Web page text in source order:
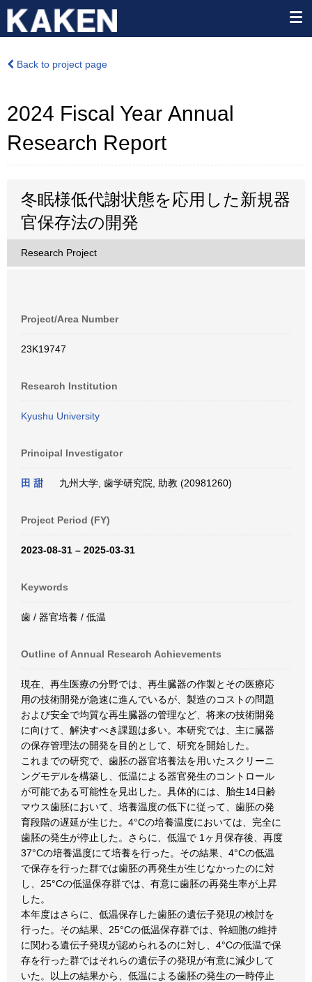
Back to project page
2024 Fiscal Year Annual
Research Report
冬眠様低代謝状態を応用した新規器
官保存法の開発
Research Project
Project/Area Number
23K19747
Research Institution
Kyushu University
Principal Investigator
田 甜 九州大学, 歯学研究院, 助教 (20981260)
Project Period (FY)
2023-08-31 – 2025-03-31
Keywords
歯 / 器官培養 / 低温
Outline of Annual Research Achievements
現在、再生医療の分野では、再生臓器の作製とその医療応
用の技術開発が急速に進んでいるが、製造のコストの問題
および安全で均質な再生臓器の管理など、将来の技術開発
に向けて、解決すべき課題は多い。本研究では、主に臓器
の保存管理法の開発を目的として、研究を開始した。
これまでの研究で、歯胚の器官培養法を用いたスクリーニ
ングモデルを構築し、低温による器官発生のコントロール
が可能である可能性を見出した。具体的には、胎生14日齢
マウス歯胚において、培養温度の低下に従って、歯胚の発
育段階の遅延が生じた。4°Cの培養温度においては、完全に
歯胚の発生が停止した。さらに、低温で 1ヶ月保存後、再度
37°Cの培養温度にて培養を行った。その結果、4°Cの低温
で保存を行った群では歯胚の再発生が生じなかったのに対
し、25°Cの低温保存群では、有意に歯胚の再発生率が上昇
した。
本年度はさらに、低温保存した歯胚の遺伝子発現の検討を
行った。その結果、25°Cの低温保存群では、幹細胞の維持
に関わる遺伝子発現が認められるのに対し、4°Cの低温で保
存を行った群ではそれらの遺伝子の発現が有意に減少して
いた。以上の結果から、低温による歯胚の発生の一時停止